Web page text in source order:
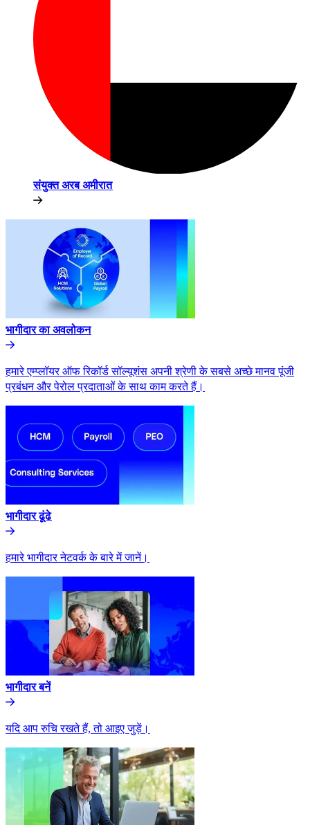
संयुक्त अरब अमीरात​​
भागीदार का अवलोकन​​
हमारे एम्प्लॉयर ऑफ रिकॉर्ड सॉल्यूशंस अपनी श्रेणी के सबसे अच्छे मानव पूंजी
प्रबंधन और पेरोल प्रदाताओं के साथ काम करते हैं।​​
भागीदार ढूंढे​​
हमारे भागीदार नेटवर्क के बारे में जानें।​​
भागीदार बनें​​
यदि आप रुचि रखते हैं, तो आइए जुड़ें।​​